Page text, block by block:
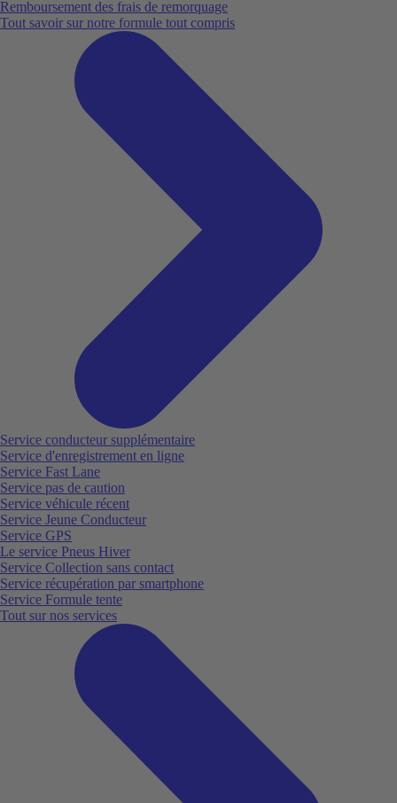
Remboursement des frais de remorquage
Tout savoir sur notre formule tout compris
Service conducteur supplémentaire
Service d'enregistrement en ligne
Service Fast Lane
Service pas de caution
Service véhicule récent
Service Jeune Conducteur
Service GPS
Le service Pneus Hiver
Service Collection sans contact
Service récupération par smartphone
Service Formule tente
Tout sur nos services